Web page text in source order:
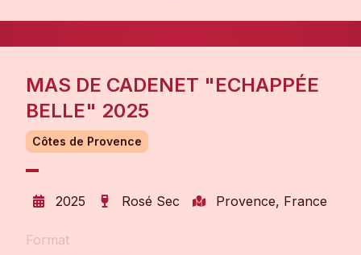
MAS DE CADENET "ECHAPPÉE
BELLE" 2025
Côtes de Provence
2025 Rosé Sec Provence, France
Format